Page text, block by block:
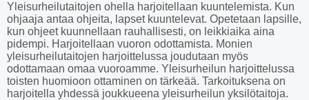
Yleisurheilutaitojen ohella harjoitellaan kuuntelemista. Kun
ohjaaja antaa ohjeita, lapset kuuntelevat. Opetetaan lapsille,
kun ohjeet kuunnellaan rauhallisesti, on leikkiaika aina
pidempi. Harjoitellaan vuoron odottamista. Monien
yleisurheilutaitojen harjoittelussa joudutaan myös
odottamaan omaa vuoroamme. Yleisurheilun harjoittelussa
toisten huomioon ottaminen on tärkeää. Tarkoituksena on
harjoitella yhdessä joukkueena yleisurheilun yksilötaitoja.